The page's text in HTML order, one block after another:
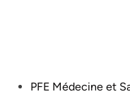
PostedPFE Médecine et